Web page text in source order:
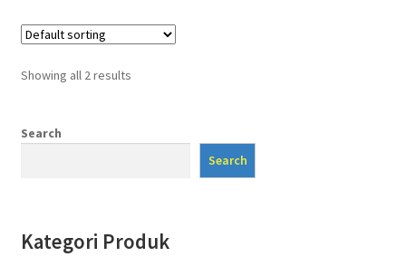
Showing all 2 results
Search
Search
Kategori Produk